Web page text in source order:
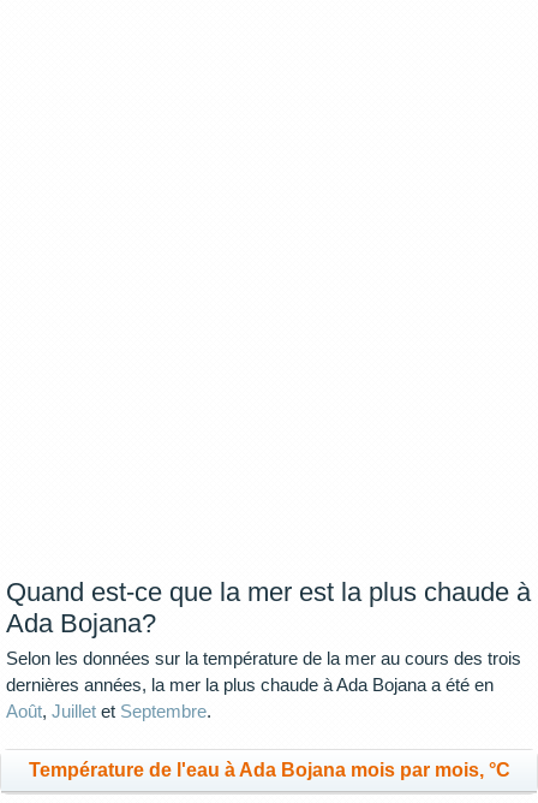
Quand est-ce que la mer est la plus chaude à
Ada Bojana?
Selon les données sur la température de la mer au cours des trois
dernières années, la mer la plus chaude à Ada Bojana a été en
Août, Juillet et Septembre.
Température de l'eau à Ada Bojana mois par mois, °C